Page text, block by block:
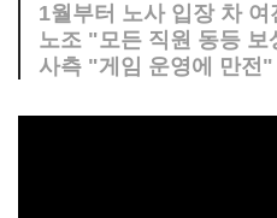
1월부터 노사 입장 차 여
노조 "모든 직원 동등 보
사측 "게임 운영에 만전"